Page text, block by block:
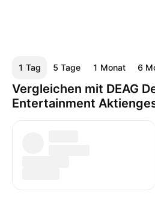
1 Tag 5 Tage 1 Monat 6
Vergleichen mit DEAG
Entertainment